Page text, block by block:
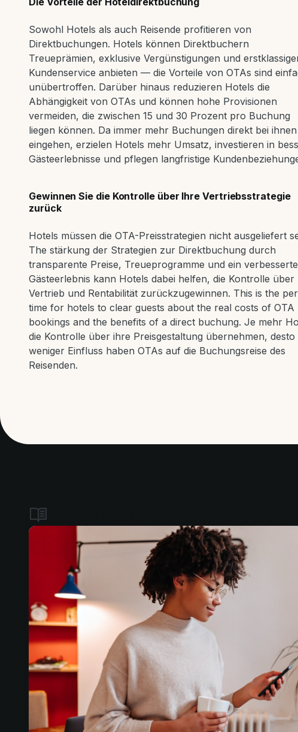
Sowohl Hotels als auch Reisende profitieren von
Direktbuchungen. Hotels können Direktbuchern
Treueprämien, exklusive Vergünstigungen und
Kundenservice anbieten — die Vorteile von OTAs sind
unübertroffen. Darüber hinaus reduzieren Hotels die
Abhängigkeit von OTAs und können hohe Provisionen
vermeiden, die zwischen 15 und 30 Prozent pro Buchung
liegen können. Da immer mehr Buchungen direkt bei ihnen
eingehen, erzielen Hotels mehr Umsatz, investieren in
Gästeerlebnisse und pflegen langfristige
Gewinnen Sie die Kontrolle über Ihre Vertriebsstrategie
zurück
Hotels müssen die OTA-Preisstrategien nicht ausgeliefert
The stärkung der Strategien zur Direktbuchung durch
transparente Preise, Treueprogramme und ein
Gästeerlebnis kann Hotels dabei helfen, die Kontrolle über
Vertrieb und Rentabilität zurückzugewinnen. This is the
time for hotels to clear guests about the real costs of OTA
bookings and the benefits of a direct buchung. Je mehr
die Kontrolle über ihre Preisgestaltung übernehmen, desto
weniger Einfluss haben OTAs auf die Buchungsreise des
Reisenden.